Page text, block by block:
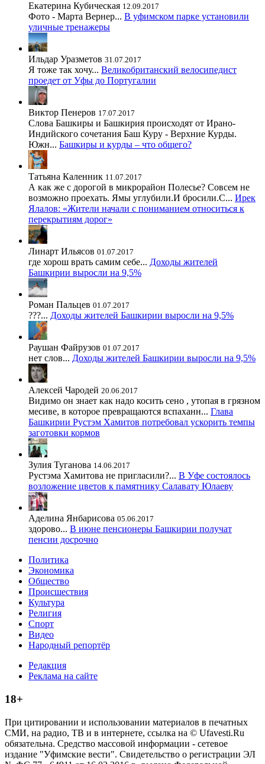
Екатерина Кубическая 12.09.2017
Фото - Марта Вернер... В уфимском парке установили
уличные тренажеры
Ильдар Уразметов 31.07.2017
Я тоже так хочу... Великобританский велосипедист
проедет от Уфы до Португалии
Виктор Пенеров 17.07.2017
Слова Башкиры и Башкирия происходят от Ирано-
Индийского сочетания Баш Куру - Верхние Курды.
Южн... Башкиры и курды – что общего?
Татьяна Каленник 11.07.2017
А как же с дорогой в микрорайон Полесье? Совсем не
возможно проехать. Ямы углубили.И бросили.С... Ирек
Ялалов: «Жители начали с пониманием относиться к
перекрытиям дорог»
Линарт Ильясов 01.07.2017
где хорош врать самим себе... Доходы жителей
Башкирии выросли на 9,5%
Роман Пальцев 01.07.2017
???... Доходы жителей Башкирии выросли на 9,5%
Раушан Файрузов 01.07.2017
нет слов... Доходы жителей Башкирии выросли на 9,5%
Алексей Чародей 20.06.2017
Видимо он знает как надо косить сено , утопая в грязном
месиве, в которое превращаются вспаханн... Глава
Башкирии Рустэм Хамитов потребовал ускорить темпы
заготовки кормов
Зулия Туганова 14.06.2017
Рустэма Хамитова не пригласили?... В Уфе состоялось
возложение цветов к памятнику Салавату Юлаеву
Аделина Янбарисова 05.06.2017
здорово... В июне пенсионеры Башкирии получат
пенсии досрочно
Политика
Экономика
Общество
Происшествия
Культура
Религия
Спорт
Видео
Народный репортёр
Редакция
Реклама на сайте
18+
При цитировании и использовании материалов в печатных
СМИ, на радио, ТВ и в интернете, ссылка на © Ufavesti.Ru
обязательна. Средство массовой информации - сетевое
издание "Уфимские вести". Свидетельство о регистрации ЭЛ